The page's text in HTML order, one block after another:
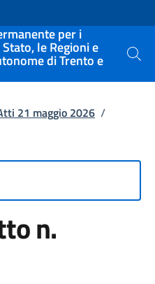
per i
le Regioni e
di Trento e Cerca
21 maggio 2026 /
n.